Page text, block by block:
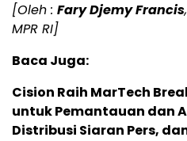
[Oleh : Fary Djemy Francis
MPR RI]
Baca Juga:
Cision Raih MarTech
untuk Pemantauan dan
Distribusi Siaran Pers,